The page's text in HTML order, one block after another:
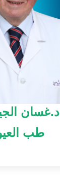
د.غسان
طب